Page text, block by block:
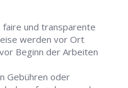
faire und transparente
werden vor Ort
Beginn der Arbeiten
Gebühren oder